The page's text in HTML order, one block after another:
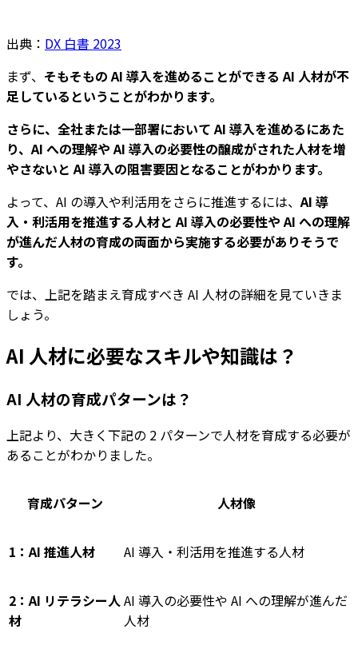
出典： DX 白書 2023
まず、 そもそもの AI 導入を進めることができる AI 人材が不
足しているということがわかります。
さらに、全社または一部署において AI 導入を進めるにあた
り、AI への理解や AI 導入の必要性の醸成がされた人材を増
やさないと AI 導入の阻害要因となることがわかります。
よって、AI の導入や利活用をさらに推進するには、AI 導
入・利活用を推進する人材と AI 導入の必要性や AI への理解
が進んだ人材の育成の両面から実施する必要がありそうで
す。
では、上記を踏まえ育成すべき AI 人材の詳細を見ていきま
しょう。
AI 人材に必要なスキルや知識は？
AI 人材の育成パターンは？
上記より、大きく下記の 2 パターンで人材を育成する必要が
あることがわかりました。
育成パターン 人材像
1：AI 推進人材 AI 導入・利活用を推進する人材
2：AI リテラシー人
材
AI 導入の必要性や AI への理解が進んだ
人材